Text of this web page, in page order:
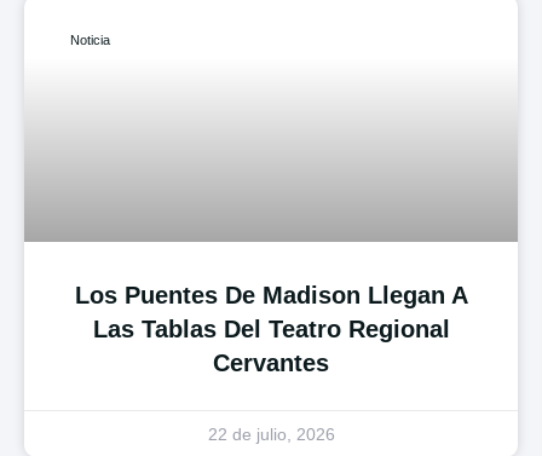
Noticia
Los Puentes De Madison Llegan A
Las Tablas Del Teatro Regional
Cervantes
22 de julio, 2026